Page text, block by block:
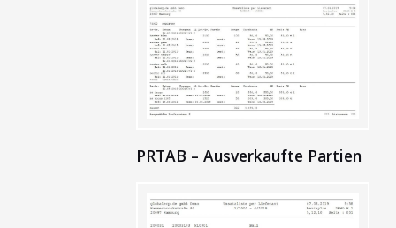
PRTAB – Ausverkaufte Partien